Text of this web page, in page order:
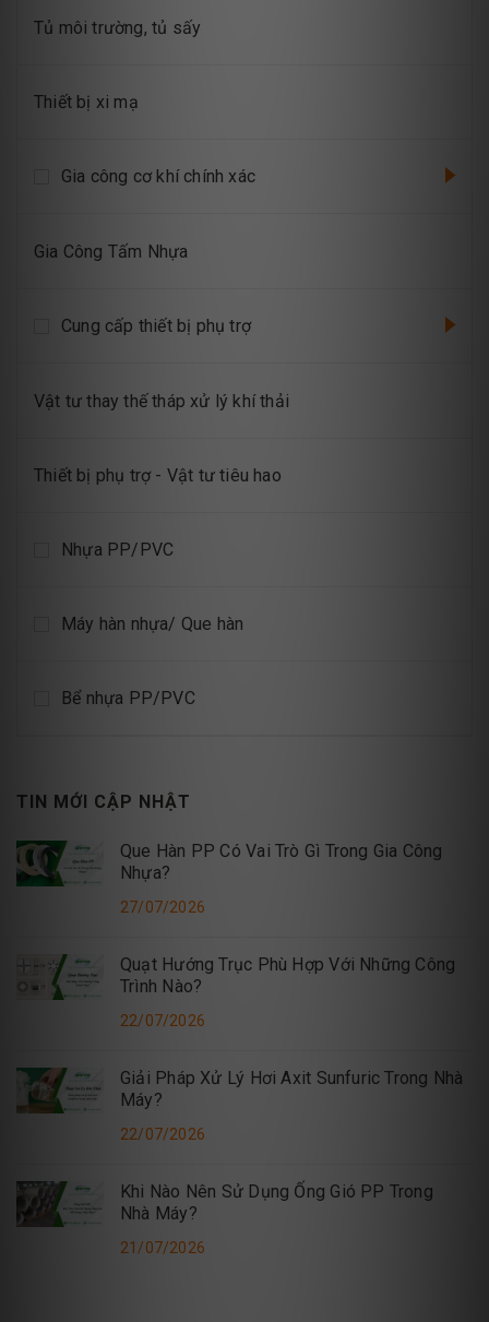
Tủ môi trường, tủ sấy
Thiết bị xi mạ
Gia công cơ khí chính xác
Gia Công Tấm Nhựa
Cung cấp thiết bị phụ trợ
Vật tư thay thế tháp xử lý khí thải
Thiết bị phụ trợ - Vật tư tiêu hao
Nhựa PP/PVC
Máy hàn nhựa/ Que hàn
Bể nhựa PP/PVC
TIN MỚI CẬP NHẬT
Que Hàn PP Có Vai Trò Gì Trong Gia Công
Nhựa?
27/07/2026
Quạt Hướng Trục Phù Hợp Với Những Công
Trình Nào?
22/07/2026
Giải Pháp Xử Lý Hơi Axit Sunfuric Trong Nhà
Máy?
22/07/2026
Khi Nào Nên Sử Dụng Ống Gió PP Trong
Nhà Máy?
21/07/2026